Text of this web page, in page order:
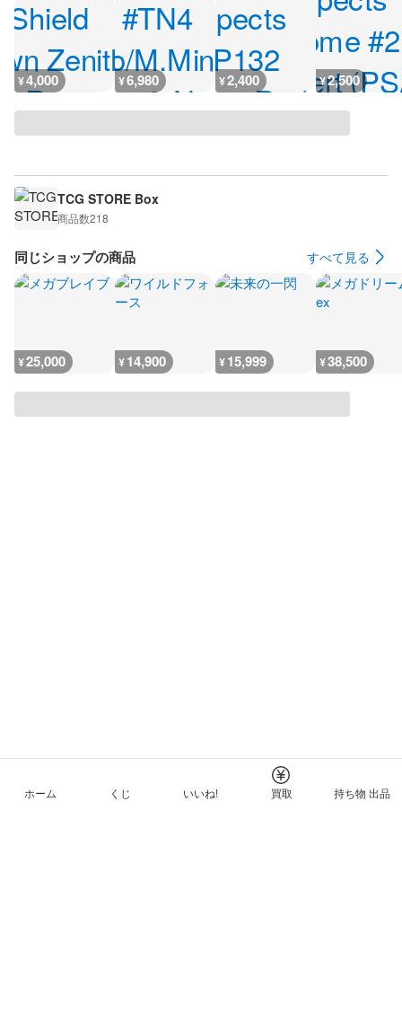
¥4,000 ¥6,980 ¥2,400 ¥2,500
TCG STORE Box
商品数218
同じショップの商品 すべて見る
¥25,000 ¥14,900 ¥15,999 ¥38,500
ホーム くじ いいね! 買取 持ち物 出品